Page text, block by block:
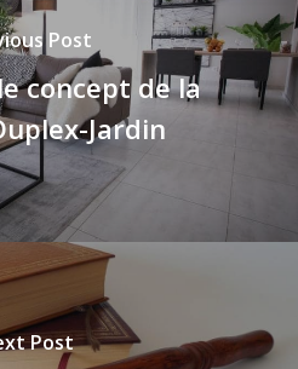
Post
concept de la
Jardin
Post